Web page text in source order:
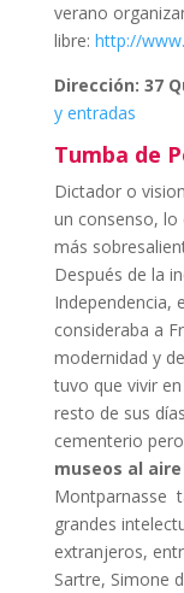
verano
libre: http://
Dirección: 37
y entradas
Tumba de
Dictador o
un consenso, lo
más
Después de la
Independencia,
consideraba a
modernidad y
tuvo que vivir
resto de sus
cementerio
museos al
Montparnasse
grandes
extranjeros,
Sartre, Simone